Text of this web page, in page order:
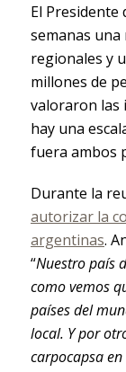
El Presidente
semanas
regionales y
millones de
valoraron las
hay una
fuera ambos
Durante la
autorizar la
argentinas.
“Nuestro país
como vemos
países del
local. Y por
carpocapsa